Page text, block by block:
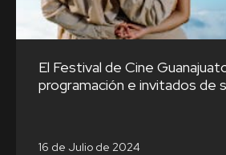
El Festival de Cine
programación e invitados de
16 de Julio de 2024